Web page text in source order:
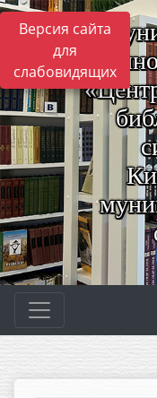
Версия сайта
для
слабовидящих